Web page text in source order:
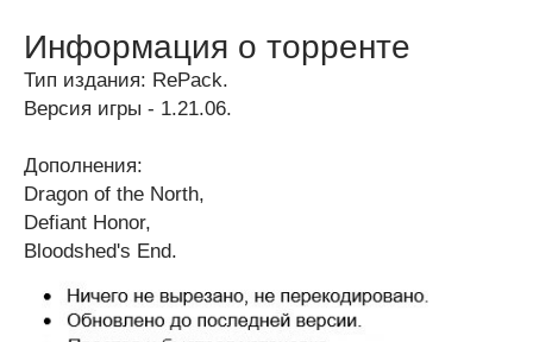
Информация о торренте
Тип издания: RePack.
Версия игры - 1.21.06.
Дополнения:
Dragon of the North,
Defiant Honor,
Bloodshed's End.